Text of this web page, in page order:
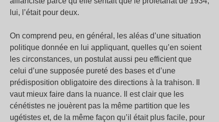
lui, l’était pour deux.
On comprend peu, en général, les aléas d’une situation
politique donnée en lui appliquant, quelles qu’en soient
les circonstances, un postulat aussi peu efficient que
celui d’une supposée pureté des bases et d’une
prédisposition obligatoire des directions à la trahison. Il
vaut mieux faire dans la nuance. Il est clair que les
cénétistes ne jouèrent pas la même partition que les
ugétistes et, de la même façon qu’il était plus facile, pour